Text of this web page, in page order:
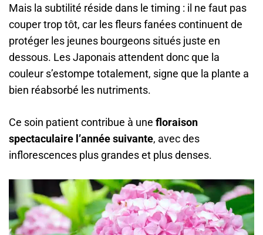
Mais la subtilité réside dans le timing : il ne faut pas
couper trop tôt, car les fleurs fanées continuent de
protéger les jeunes bourgeons situés juste en
dessous. Les Japonais attendent donc que la
couleur s’estompe totalement, signe que la plante a
bien réabsorbé les nutriments.
Ce soin patient contribue à une floraison
spectaculaire l’année suivante, avec des
inflorescences plus grandes et plus denses.